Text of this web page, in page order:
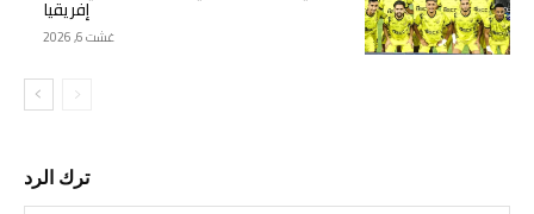
إفريقيا
غشت 6, 2026
ترك الرد